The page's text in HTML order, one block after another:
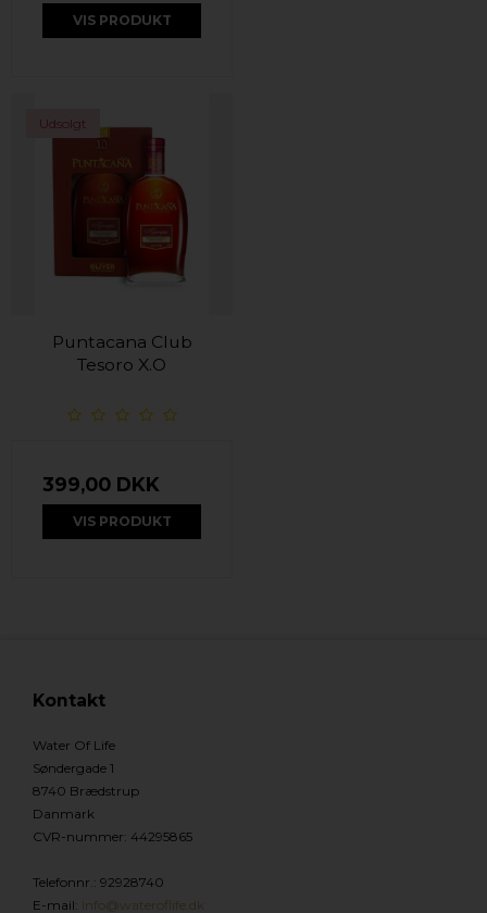
VIS PRODUKT
Udsolgt
Puntacana Club
Tesoro X.O
399,00 DKK
VIS PRODUKT
Kontakt
Water Of Life
Søndergade 1
8740 Brædstrup
Danmark
CVR-nummer: 44295865
Telefonnr.: 92928740
E-mail: Info@wateroflife.dk